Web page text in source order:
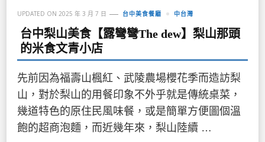
UPDATED ON 2025 年 3 月 7 日 台中美食餐廳 中台灣
台中梨山美食【露彎彎The dew】梨山那頭
的米食文青小店
先前因為福壽山楓紅、武陵農場櫻花季而造訪梨
山，對於梨山的用餐印象不外乎就是傳統桌菜，
幾道特色的原住民風味餐，或是簡單方便圖個溫
飽的超商泡麵，而近幾年來，梨山陸續 …